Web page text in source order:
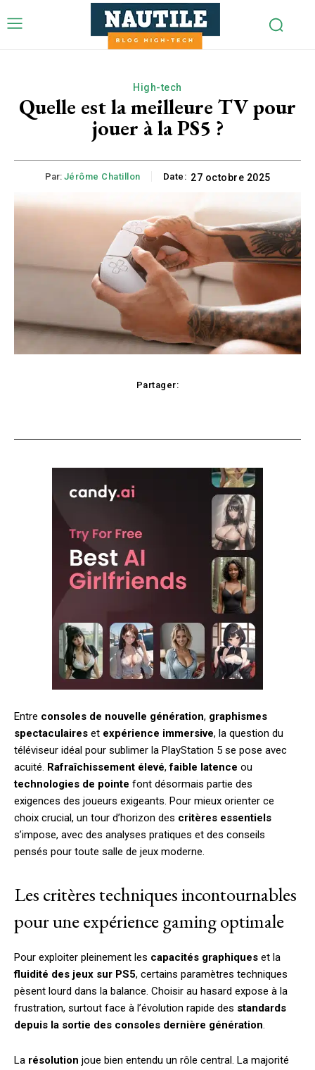
High-tech
Quelle est la meilleure TV pour
jouer à la PS5 ?
Par: Jérôme Chatillon Date: 27 octobre 2025
Partager:
Entre consoles de nouvelle génération, graphismes
spectaculaires et expérience immersive, la question du
téléviseur idéal pour sublimer la PlayStation 5 se pose avec
acuité. Rafraîchissement élevé,faible latence ou
technologies de pointe font désormais partie des
exigences des joueurs exigeants. Pour mieux orienter ce
choix crucial, un tour d’horizon des critères essentiels
s’impose, avec des analyses pratiques et des conseils
pensés pour toute salle de jeux moderne.
Les critères techniques incontournables
pour une expérience gaming optimale
Pour exploiter pleinement les capacités graphiques et la
fluidité des jeux sur PS5, certains paramètres techniques
pèsent lourd dans la balance. Choisir au hasard expose à la
frustration, surtout face à l’évolution rapide des standards
depuis la sortie des consoles dernière génération.
La résolution joue bien entendu un rôle central. La majorité